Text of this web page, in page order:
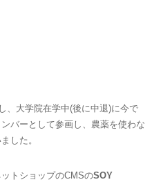
、大学院在学中(後に中退)に今で
バーとして参画し、農薬を使わな
した。
トショップのCMSのSOY